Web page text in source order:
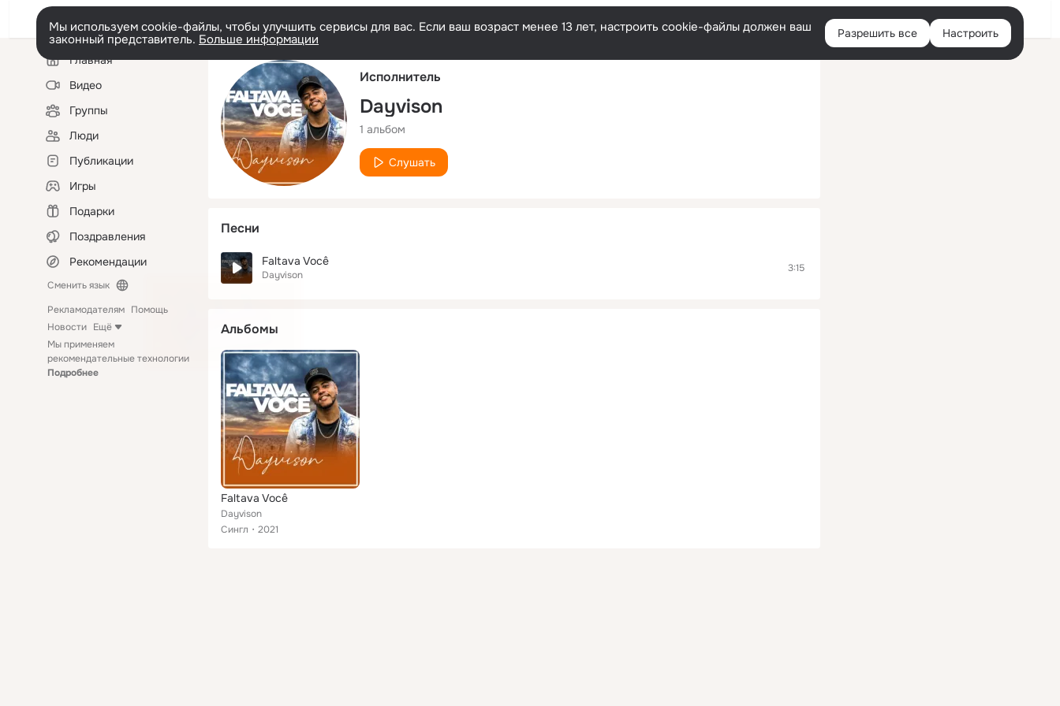
Русский Войти
Мы используем cookie-файлы, чтобы улучшить сервисы для вас. Если ваш возраст менее 13 лет, настроить cookie-файлы должен ваш
законный представитель. Больше информации Разрешить все Настроить
Левая
колонкаГлавная
Видео
Группы
Люди
Публикации
Игры
Подарки
Поздравления
Рекомендации
Сменить язык
Рекламодателям Помощь
Новости Ещё
Мы применяем
рекомендательные технологии
Подробнее
Исполнитель
Dayvison
1 альбом
Слушать
Песни
Faltava Você
Dayvison
3:15
Альбомы
Faltava Você
Dayvison
Сингл
2021